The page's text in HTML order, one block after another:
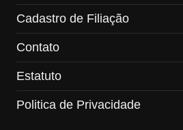
Cadastro de Filiação
Contato
Estatuto
Politica de Privacidade